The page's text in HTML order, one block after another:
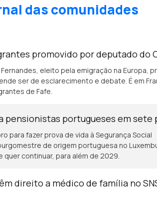
das comunidades
promovido por deputado do
eleito pela emigração na Europa,
ser de esclarecimento e debate. É em
de Fafe.
pensionistas portugueses em sete
para fazer prova de vida à Segurança Social
de origem portuguesa no
quer continuar, para além de 2029.
direito a médico de família no